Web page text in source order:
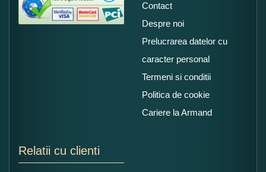
Contact
Despre noi
Prelucrarea datelor cu
caracter personal
Termeni si conditii
Politica de cookie
Cariere la Armand
Relatii cu clienti